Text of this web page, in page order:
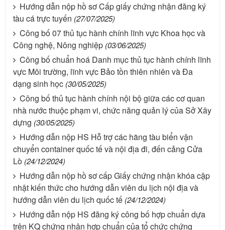
Hướng dẫn nộp hồ sơ Cấp giấy chứng nhận đăng ký
tàu cá trực tuyến (27/07/2025)
Công bố 07 thủ tục hành chính lĩnh vực Khoa học và
Công nghệ, Nông nghiệp (03/06/2025)
Công bố chuẩn hoá Danh mục thủ tục hành chính lĩnh
vực Môi trường, lĩnh vực Bảo tồn thiên nhiên và Đa
dạng sinh học (30/05/2025)
Công bố thủ tục hành chính nội bộ giữa các cơ quan
nhà nước thuộc phạm vi, chức năng quản lý của Sở Xây
dựng (30/05/2025)
Hướng dẫn nộp HS Hỗ trợ các hãng tàu biển vận
chuyển container quốc tế và nội địa đi, đến cảng Cửa
Lò (24/12/2024)
Hướng dẫn nộp hồ sơ cấp Giấy chứng nhận khóa cập
nhật kiến thức cho hướng dẫn viên du lịch nội địa và
hướng dẫn viên du lịch quốc tế (24/12/2024)
Hướng dẫn nộp HS đăng ký công bố hợp chuẩn dựa
trên KQ chứng nhận hợp chuẩn của tổ chức chứng